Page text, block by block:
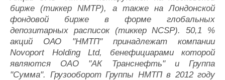
бирже (тиккер NMTP), а также на Лондонской
фондовой бирже в форме глобальных
депозитарных расписок (тиккер NCSP). 50,1 %
акций ОАО "НМТП" принадлежат компании
Novoport Holding Ltd, бенефициарами которой
являются OAO "АК Транснефть" и Группа
"Сумма". Грузооборот Группы НМТП в 2012 году